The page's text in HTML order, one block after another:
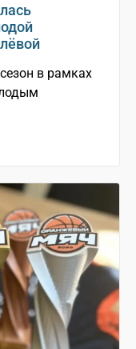
в рамках